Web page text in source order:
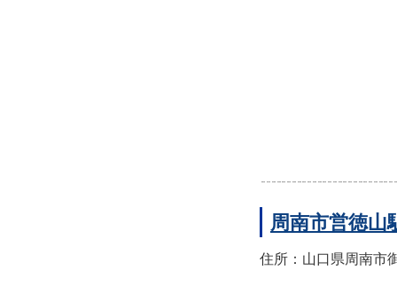
周南市営徳山
住所：山口県周南市